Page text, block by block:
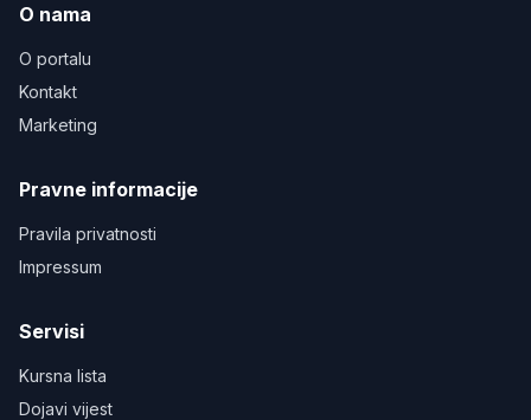
O nama
O portalu
Kontakt
Marketing
Pravne informacije
Pravila privatnosti
Impressum
Servisi
Kursna lista
Dojavi vijest